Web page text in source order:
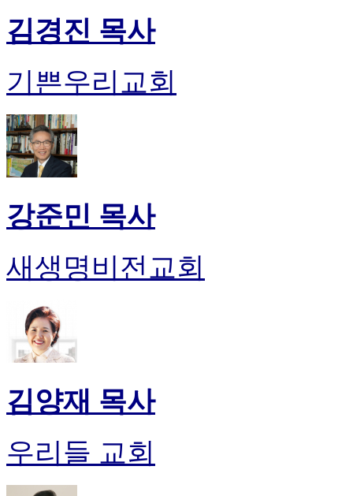
김경진 목사
기쁜우리교회
강준민 목사
새생명비전교회
김양재 목사
우리들 교회